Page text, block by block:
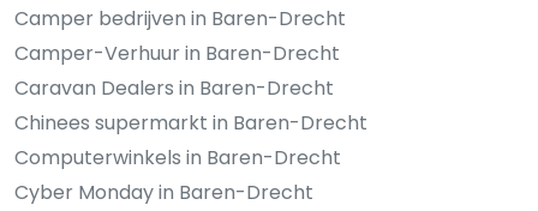
Camper bedrijven in Baren-Drecht
Camper-Verhuur in Baren-Drecht
Caravan Dealers in Baren-Drecht
Chinees supermarkt in Baren-Drecht
Computerwinkels in Baren-Drecht
Cyber Monday in Baren-Drecht